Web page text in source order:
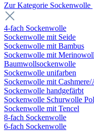
Zur Kategorie Sockenwolle
4-fach Sockenwolle
Sockenwolle mit Seide
Sockenwolle mit Bambus
Sockenwolle mit
Baumwollsockenwolle
Sockenwolle unifarben
Sockenwolle mit
Sockenwolle handgefärbt
Sockenwolle Schurwolle
Sockenwolle mit Tencel
8-fach Sockenwolle
6-fach Sockenwolle